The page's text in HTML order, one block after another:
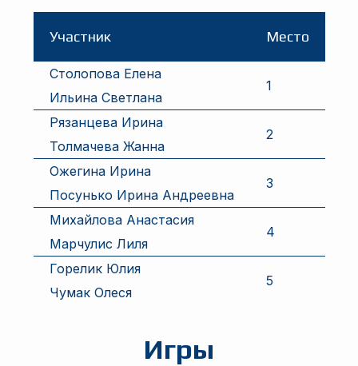
Участник Место
Столопова Елена
1
Ильина Светлана
Рязанцева Ирина
2
Толмачева Жанна
Ожегина Ирина
3
Посунько Ирина Андреевна
Михайлова Анастасия
4
Марчулис Лиля
Горелик Юлия
5
Чумак Олеся
Игры